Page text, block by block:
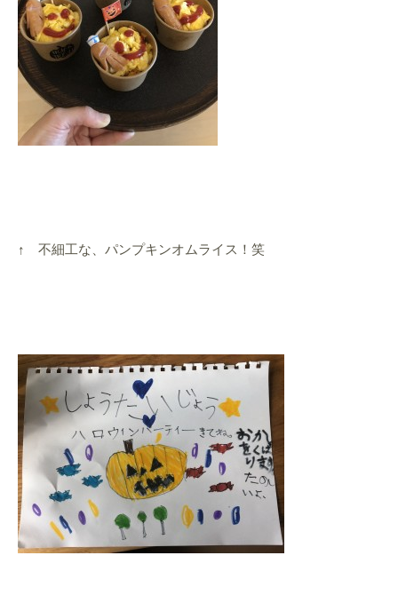
↑ 不細工な、パンプキンオムライス！笑